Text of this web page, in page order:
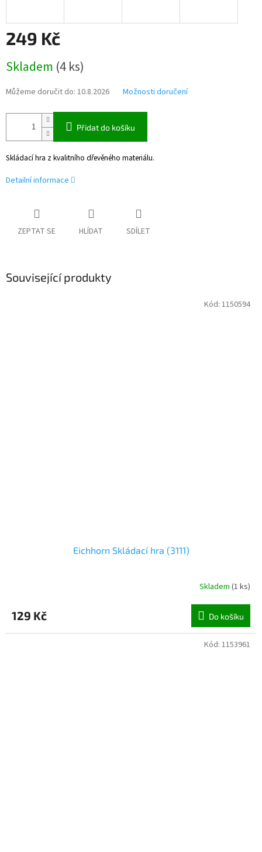
249 Kč
cena:
Skladem (4 ks)
Můžeme doručit do: 10.8.2026 Možnosti doručení
Přidat do košíku
Skládací hra z kvalitního dřevěného materiálu.
Detailní informace
ZEPTAT SE HLÍDAT SDÍLET
Související produkty
Eichhorn Skládací hra (3111)
Skladem (1 ks)
129 Kč Do košíku
Kód: 1150594
Kód: 1153961